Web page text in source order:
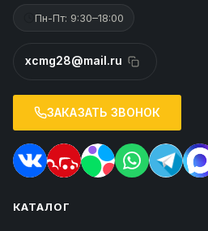
Пн-Пт: 9:30–18:00
xcmg28@mail.ru
ЗАКАЗАТЬ ЗВОНОК
КАТАЛОГ